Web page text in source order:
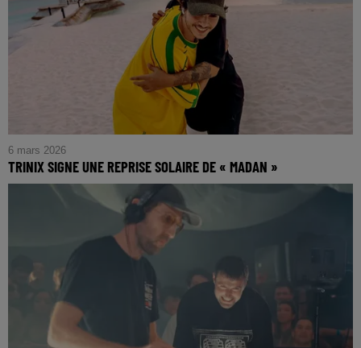
6 mars 2026
TRINIX SIGNE UNE REPRISE SOLAIRE DE « MADAN »